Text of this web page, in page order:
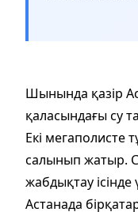
Шынында қазір
қаласындағы су
Екі мегаполисте
салынып жатыр.
жабдықтау
Астанада